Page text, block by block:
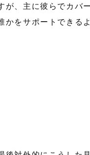
が、主に彼らでカバ
かをサポートできる